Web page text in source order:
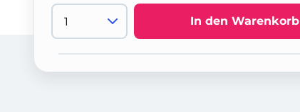
In den Warenkorb